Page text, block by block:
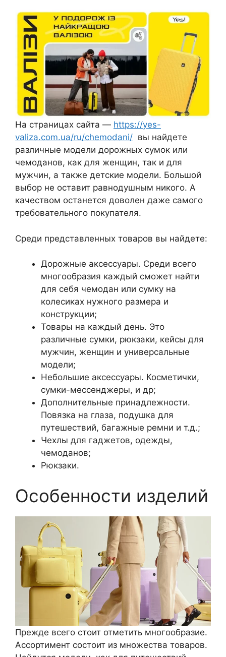
На страницах сайта — https://yes-
valiza.com.ua/ru/chemodani/ вы найдете
различные модели дорожных сумок или
чемоданов, как для женщин, так и для
мужчин, а также детские модели. Большой
выбор не оставит равнодушным никого. А
качеством останется доволен даже самого
требовательного покупателя.
Среди представленных товаров вы найдете:
Дорожные аксессуары. Среди всего
многообразия каждый сможет найти
для себя чемодан или сумку на
колесиках нужного размера и
конструкции;
Товары на каждый день. Это
различные сумки, рюкзаки, кейсы для
мужчин, женщин и универсальные
модели;
Небольшие аксессуары. Косметички,
сумки-мессенджеры, и др;
Дополнительные принадлежности.
Повязка на глаза, подушка для
путешествий, багажные ремни и т.д.;
Чехлы для гаджетов, одежды,
чемоданов;
Рюкзаки.
Особенности изделий
Прежде всего стоит отметить многообразие.
Ассортимент состоит из множества товаров.